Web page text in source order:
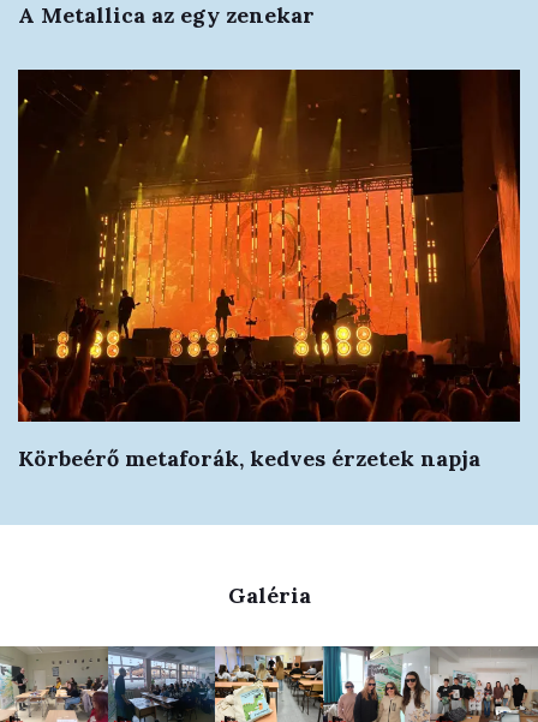
A Metallica az egy zenekar
Körbeérő metaforák, kedves érzetek napja
Galéria